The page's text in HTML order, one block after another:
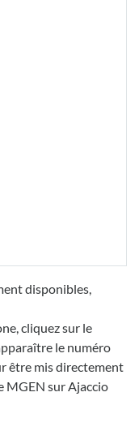
disponibles,
cliquez sur le
le numéro
être mis directement
MGEN sur Ajaccio